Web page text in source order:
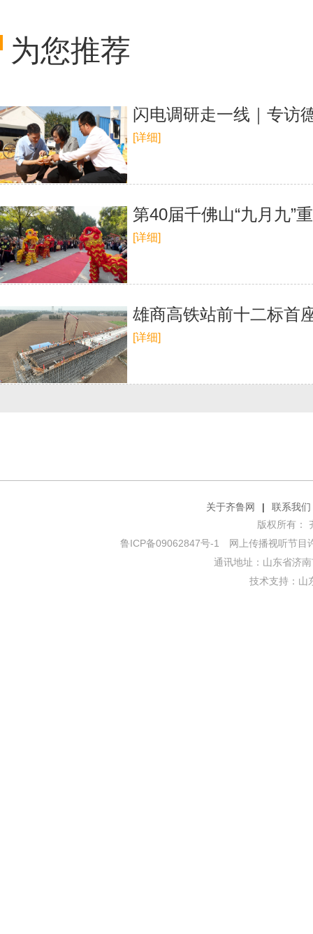
为您推荐
闪电调研走一线｜专访
[详细]
第40届千佛山“九月九”
[详细]
雄商高铁站前十二标首
[详细]
关于齐鲁网 |
联系我们
版权所有：
鲁ICP备09062847号-1
网上传播视听节目
通讯地址：山东省济
技术支持： 山